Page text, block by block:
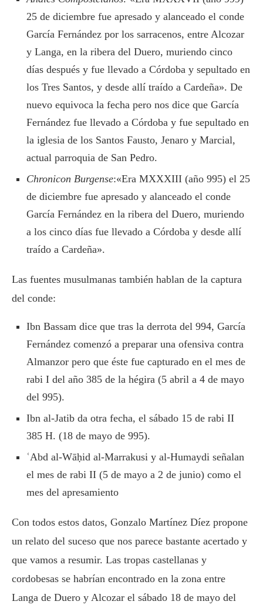
25 de diciembre fue apresado y alanceado el conde
García Fernández por los sarracenos, entre Alcozar
y Langa, en la ribera del Duero, muriendo cinco
días después y fue llevado a Córdoba y sepultado en
los Tres Santos, y desde allí traído a Cardeña». De
nuevo equivoca la fecha pero nos dice que García
Fernández fue llevado a Córdoba y fue sepultado en
la iglesia de los Santos Fausto, Jenaro y Marcial,
actual parroquia de San Pedro.
Chronicon Burgense:«Era MXXXIII (año 995) el 25
de diciembre fue apresado y alanceado el conde
García Fernández en la ribera del Duero, muriendo
a los cinco días fue llevado a Córdoba y desde allí
traído a Cardeña».
Las fuentes musulmanas también hablan de la captura
del conde:
Ibn Bassam dice que tras la derrota del 994, García
Fernández comenzó a preparar una ofensiva contra
Almanzor pero que éste fue capturado en el mes de
rabi I del año 385 de la hégira (5 abril a 4 de mayo
del 995).
Ibn al-Jatib da otra fecha, el sábado 15 de rabi II
385 H. (18 de mayo de 995).
ʿAbd al-Wāḥid al-Marrakusi y al-Humaydi señalan
el mes de rabi II (5 de mayo a 2 de junio) como el
mes del apresamiento
Con todos estos datos, Gonzalo Martínez Díez propone
un relato del suceso que nos parece bastante acertado y
que vamos a resumir. Las tropas castellanas y
cordobesas se habrían encontrado en la zona entre
Langa de Duero y Alcozar el sábado 18 de mayo del